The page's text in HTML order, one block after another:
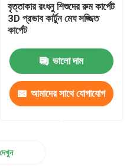
বৃত্তাকার রংধনু শিশুদের রুম কার্পেট
3D প্রভাব কার্টুন মেঘ সজ্জিত
কার্পেট
ভালো দাম
আমাদের সাথে যোগাযোগ